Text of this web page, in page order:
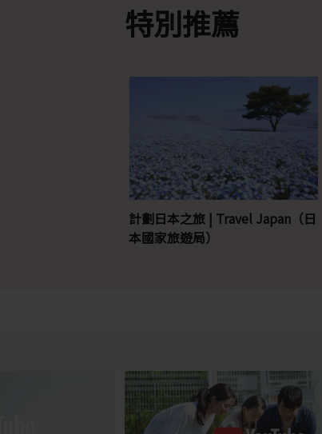
特別推薦
計劃日本之旅 | Travel Japan（日
本國家旅遊局）